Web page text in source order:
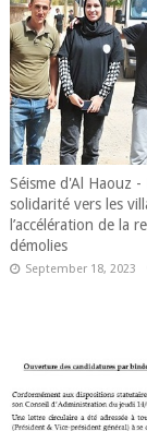
Séisme d'Al Haouz
solidarité vers les
l’accélération de la
démolies
September 18, 2023